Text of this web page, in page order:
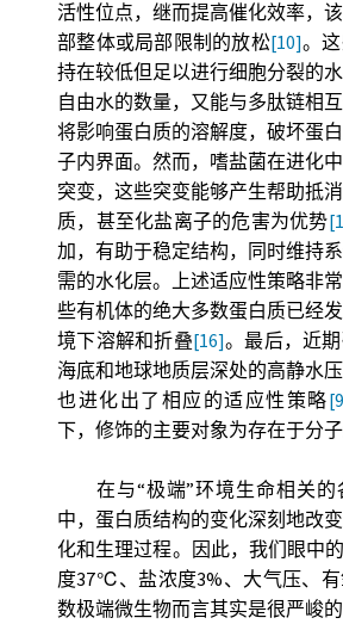
活性位点，继而提高催化效率，
部整体或局部限制的放松[10]。
持在较低但足以进行细胞分裂的
自由水的数量，又能与多肽链相
将影响蛋白质的溶解度，破坏蛋
子内界面。然而，嗜盐菌在进化
突变，这些突变能够产生帮助抵
质，甚至化盐离子的危害为优势
加，有助于稳定结构，同时维持
需的水化层。上述适应性策略非
些有机体的绝大多数蛋白质已经
境下溶解和折叠[16]。最后，近
海底和地球地质层深处的高静水
也进化出了相应的适应性策略
下，修饰的主要对象为存在于分子
在与“极端”环境生命相关的
中，蛋白质结构的变化深刻地改
化和生理过程。因此，我们眼中
度37℃、盐浓度3%、大气压、
数极端微生物而言其实是很严峻